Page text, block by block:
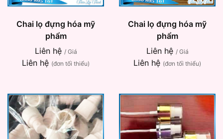
Chai lọ đựng hóa mỹ
phẩm
Liên hệ / Giá
Liên hệ (đơn tối thiểu)
Chai lọ đựng hóa mỹ
phẩm
Liên hệ / Giá
Liên hệ (đơn tối thiểu)